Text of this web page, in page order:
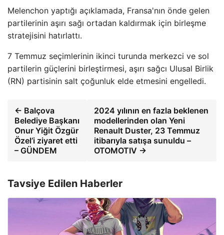
Melenchon yaptığı açıklamada, Fransa'nın önde gelen
partilerinin aşırı sağı ortadan kaldırmak için birleşme
stratejisini hatırlattı.
7 Temmuz seçimlerinin ikinci turunda merkezci ve sol
partilerin güçlerini birleştirmesi, aşırı sağcı Ulusal Birlik
(RN) partisinin salt çoğunluk elde etmesini engelledi.
← Balçova
Belediye Başkanı
Onur Yiğit Özgür
Özel’i ziyaret etti
– GÜNDEM
2024 yılının en fazla beklenen
modellerinden olan Yeni
Renault Duster, 23 Temmuz
itibarıyla satışa sunuldu –
OTOMOTIV →
Tavsiye Edilen Haberler